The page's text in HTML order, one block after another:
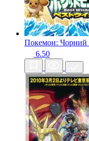
Покемон: Чорний
6.50